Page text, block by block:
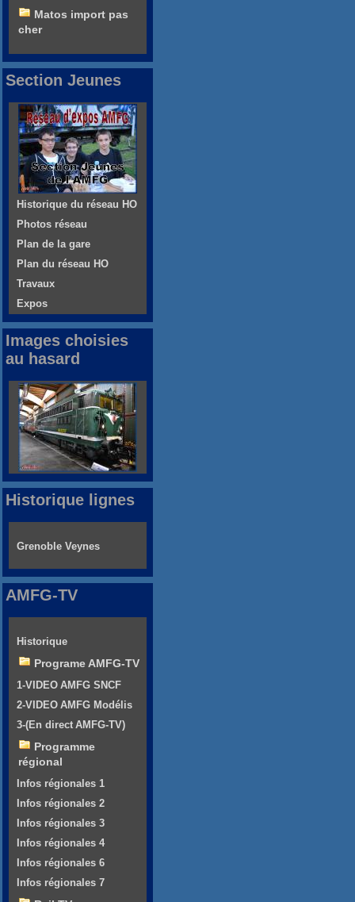
Matos import pas
cher
Section Jeunes
Historique du réseau HO
Photos réseau
Plan de la gare
Plan du réseau HO
Travaux
Expos
Images choisies
au hasard
Historique lignes
Grenoble Veynes
AMFG-TV
Historique
Programe AMFG-TV
1-VIDEO AMFG SNCF
2-VIDEO AMFG Modélis
3-(En direct AMFG-TV)
Programme
régional
Infos régionales 1
Infos régionales 2
Infos régionales 3
Infos régionales 4
Infos régionales 6
Infos régionales 7